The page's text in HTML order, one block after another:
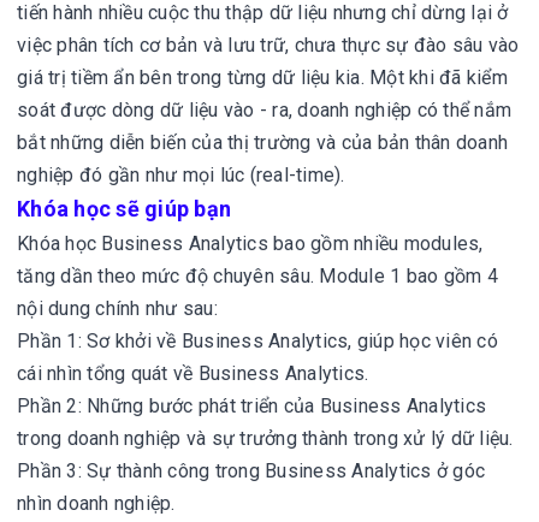
tiến hành nhiều cuộc thu thập dữ liệu nhưng chỉ dừng lại ở
việc phân tích cơ bản và lưu trữ, chưa thực sự đào sâu vào
giá trị tiềm ẩn bên trong từng dữ liệu kia. Một khi đã kiểm
soát được dòng dữ liệu vào - ra, doanh nghiệp có thể nắm
bắt những diễn biến của thị trường và của bản thân doanh
nghiệp đó gần như mọi lúc (real-time).
Khóa học sẽ giúp bạn
Khóa học Business Analytics bao gồm nhiều modules,
tăng dần theo mức độ chuyên sâu. Module 1 bao gồm 4
nội dung chính như sau:
Phần 1: Sơ khởi về Business Analytics, giúp học viên có
cái nhìn tổng quát về Business Analytics.
Phần 2: Những bước phát triển của Business Analytics
trong doanh nghiệp và sự trưởng thành trong xử lý dữ liệu.
Phần 3: Sự thành công trong Business Analytics ở góc
nhìn doanh nghiệp.